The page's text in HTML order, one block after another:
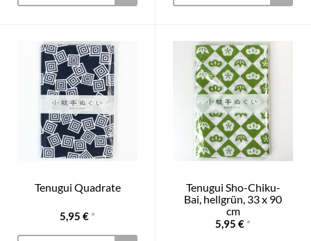
Tenugui Quadrate
5,95 € *
Tenugui Sho-Chiku-
Bai, hellgrün, 33 x 90
cm
5,95 € *